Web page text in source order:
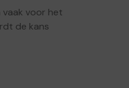
vaak voor het
de kans